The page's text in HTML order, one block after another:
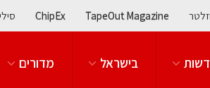
TapeOut Magazine
ChipEx
בישראל מדורים